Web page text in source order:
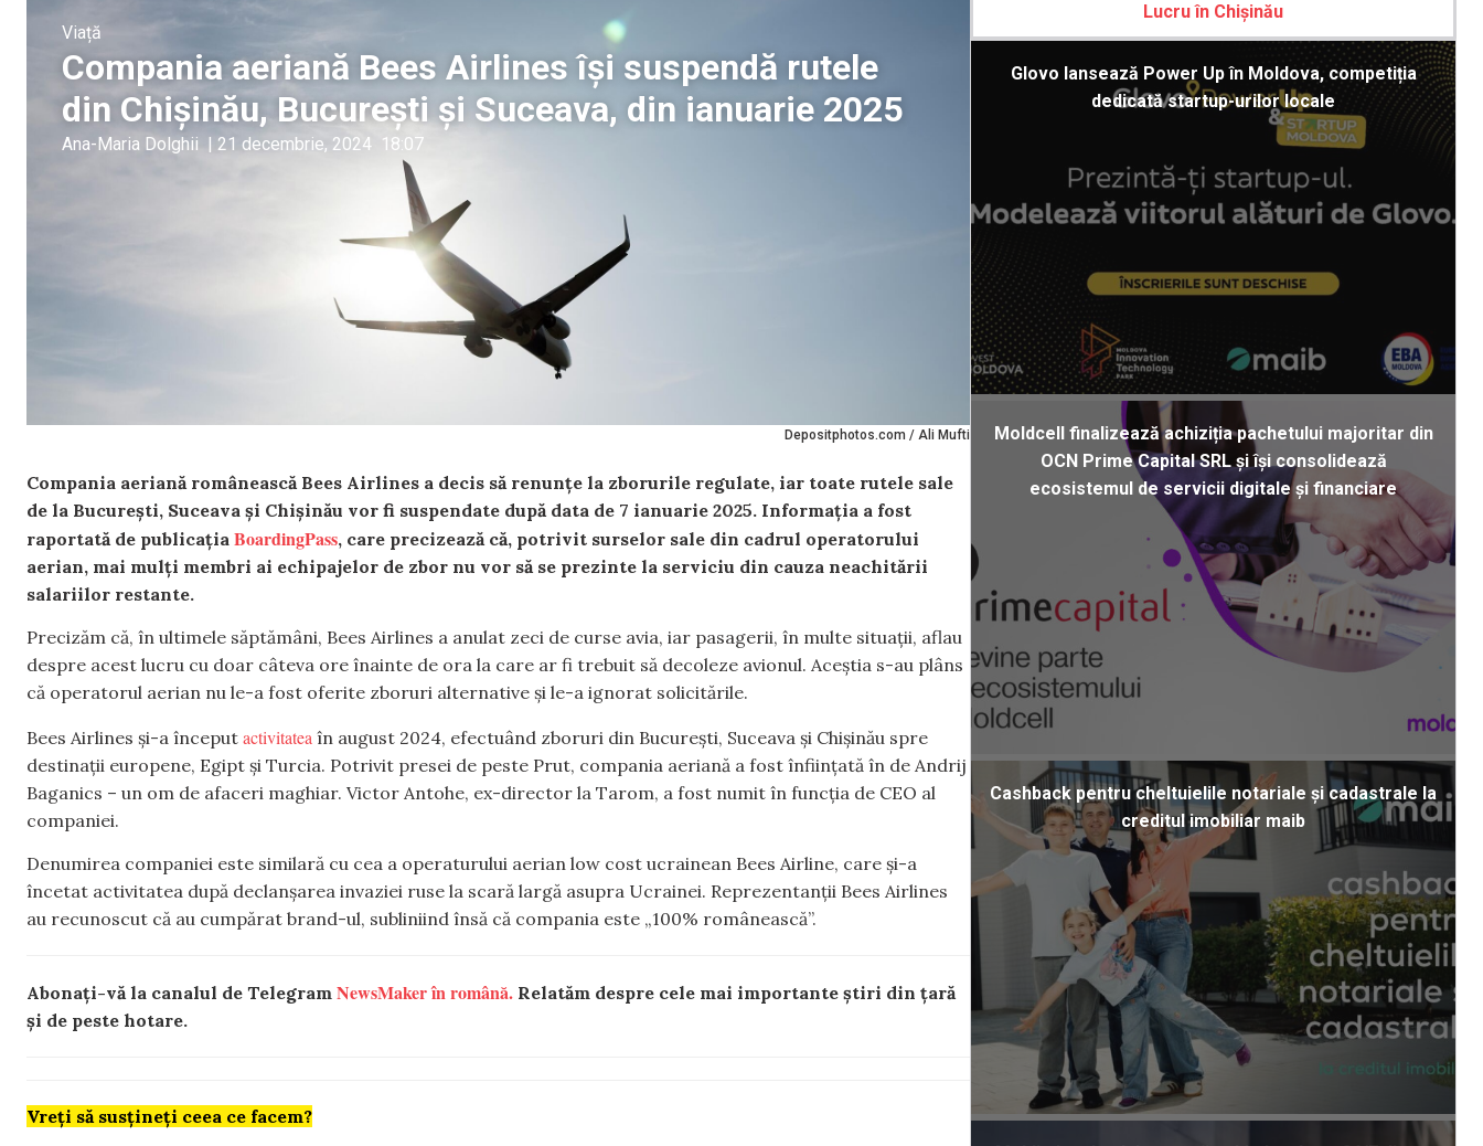
Depositphotos.com / Ali Mufti
Viață
Compania aeriană Bees Airlines își suspendă rutele
din Chișinău, București și Suceava, din ianuarie 2025
Ana-Maria Dolghii | 21 decembrie, 2024 18:07
Compania aeriană românească Bees Airlines a decis să renunțe la zborurile regulate, iar toate rutele sale
de la București, Suceava și Chișinău vor fi suspendate după data de 7 ianuarie 2025. Informația a fost
raportată de publicația BoardingPass, care precizează că, potrivit surselor sale din cadrul operatorului
aerian, mai mulți membri ai echipajelor de zbor nu vor să se prezinte la serviciu din cauza neachitării
salariilor restante.
Precizăm că, în ultimele săptămâni, Bees Airlines a anulat zeci de curse avia, iar pasagerii, în multe situații, aflau
despre acest lucru cu doar câteva ore înainte de ora la care ar fi trebuit să decoleze avionul. Aceștia s-au plâns
că operatorul aerian nu le-a fost oferite zboruri alternative și le-a ignorat solicitările.
Bees Airlines și-a început activitatea în august 2024, efectuând zboruri din București, Suceava și Chișinău spre
destinații europene, Egipt și Turcia. Potrivit presei de peste Prut, compania aeriană a fost înființată în de Andrij
Baganics – un om de afaceri maghiar. Victor Antohe, ex-director la Tarom, a fost numit în funcția de CEO al
companiei.
Denumirea companiei este similară cu cea a operaturului aerian low cost ucrainean Bees Airline, care și-a
încetat activitatea după declanșarea invaziei ruse la scară largă asupra Ucrainei. Reprezentanții Bees Airlines
au recunoscut că au cumpărat brand-ul, subliniind însă că compania este „100% românească”.
Abonați-vă la canalul de Telegram NewsMaker în română. Relatăm despre cele mai importante știri din țară
și de peste hotare.
Vreți să susțineți ceea ce facem?
Lucru în Chișinău
Glovo lansează Power Up în Moldova, competiția
dedicată startup-urilor locale
Moldcell finalizează achiziția pachetului majoritar din
OCN Prime Capital SRL și își consolidează
ecosistemul de servicii digitale și financiare
Cashback pentru cheltuielile notariale și cadastrale la
creditul imobiliar maib